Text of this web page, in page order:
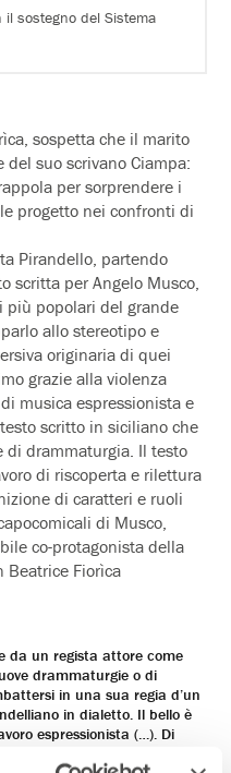
il sostegno del Sistema
sospetta che il marito
suo scrivano Ciampa:
per sorprendere i
progetto nei confronti di
Pirandello, partendo
scritta per Angelo Musco,
più popolari del grande
allo stereotipo e
originaria di quei
grazie alla violenza
musica espressionista e
scritto in siciliano che
di drammaturgia. Il testo
di riscoperta e rilettura
di caratteri e ruoli
di Musco,
co-protagonista della
Beatrice Fiorìca
da un regista attore come
drammaturgie o di
in una sua regia d’un
in dialetto. Il bello è
espressionista (…). Di